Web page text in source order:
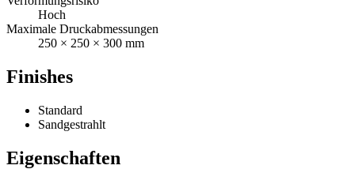
Hoch
Maximale Druckabmessungen
250 × 250 × 300 mm
Finishes
Standard
Sandgestrahlt
Eigenschaften